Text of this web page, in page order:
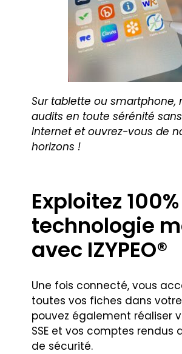
Sur tablette ou smartphone,
audits en toute sérénité
Internet et ouvrez-vous de
horizons !
Exploitez
technologie
avec IZYPEO®
Une fois connecté, vous
toutes vos fiches dans
pouvez également réaliser
SSE et vos comptes rendus
de sécurité.